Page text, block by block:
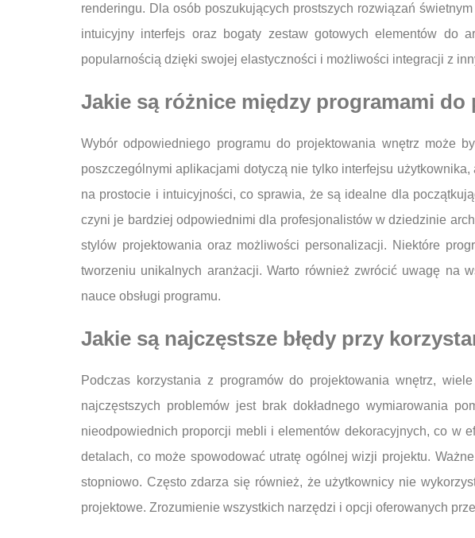
renderingu. Dla osób poszukujących prostszych rozwiązań
intuicyjny interfejs oraz bogaty zestaw gotowych elementów do
popularnością dzięki swojej elastyczności i możliwości integracji z
Jakie są różnice między programami
Wybór odpowiedniego programu do projektowania wnętrz może
poszczególnymi aplikacjami dotyczą nie tylko interfejsu
na prostocie i intuicyjności, co sprawia, że są idealne dla
czyni je bardziej odpowiednimi dla profesjonalistów w dziedzinie
stylów projektowania oraz możliwości personalizacji. Niektóre
tworzeniu unikalnych aranżacji. Warto również zwrócić uwagę na
nauce obsługi programu.
Jakie są najczęstsze błędy przy
Podczas korzystania z programów do projektowania wnętrz,
najczęstszych problemów jest brak dokładnego wymiarowania
nieodpowiednich proporcji mebli i elementów dekoracyjnych, co w
detalach, co może spowodować utratę ogólnej wizji projektu.
stopniowo. Często zdarza się również, że użytkownicy nie
projektowe. Zrozumienie wszystkich narzędzi i opcji oferowanych